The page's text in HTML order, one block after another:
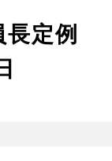
定例